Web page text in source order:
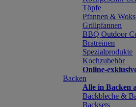
Töpfe
Pfannen & Woks
Grillpfannen
BBQ Outdoor
Bratreinen
Spezialprodukte
Kochzubehör
Online-
Backen
Alle in Backen
Backbleche &
Backsets